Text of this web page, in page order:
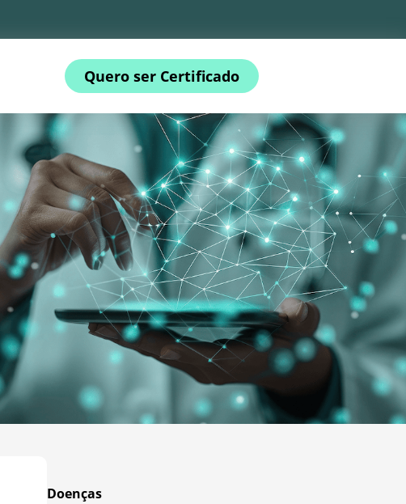
Quero ser Certificado
Doenças